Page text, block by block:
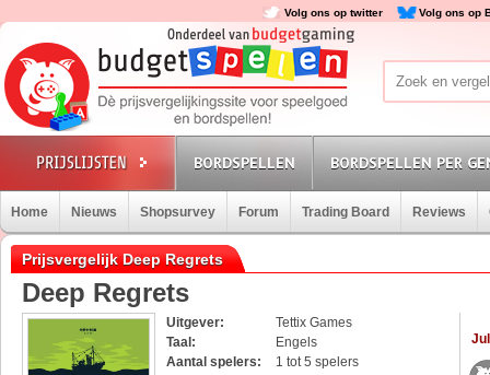
Volg ons op twitter Volg ons op
BORDSPELLEN BORDSPELLEN PER
Home Nieuws Shopsurvey Forum Trading Board Reviews
Prijsvergelijk Deep Regrets
Deep Regrets
Uitgever:
Tettix Games
Taal:
Engels
Aantal spelers:
1 tot 5 spelers